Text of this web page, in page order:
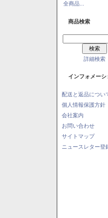
全商品...
商品検索
詳細検索
インフォメーシ
配送と返品につい
個人情報保護方針
会社案内
お問い合わせ
サイトマップ
ニュースレター登